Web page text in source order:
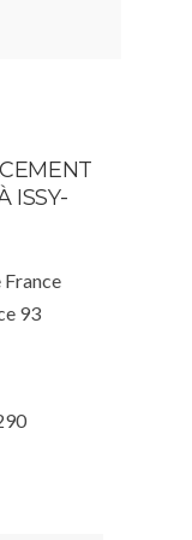
ISSY-
France
93